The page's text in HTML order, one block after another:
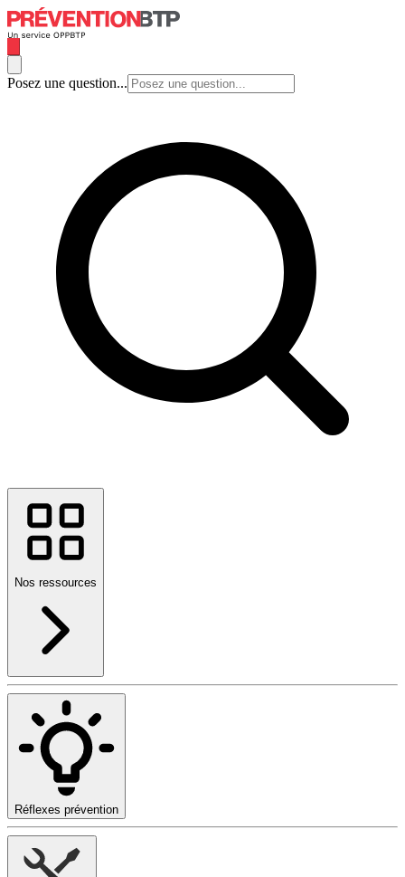
Posez une question...
Nos ressources
Réflexes prévention